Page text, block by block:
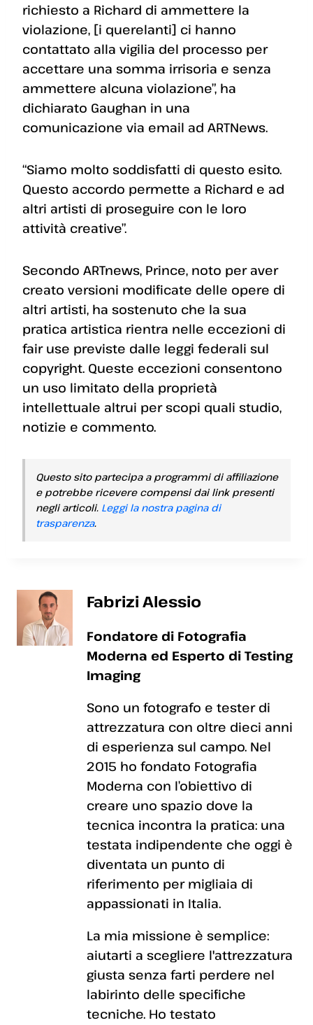
richiesto a Richard di ammettere la
violazione, [i querelanti] ci hanno
contattato alla vigilia del processo per
accettare una somma irrisoria e senza
ammettere alcuna violazione”, ha
dichiarato Gaughan in una
comunicazione via email ad ARTNews.
“Siamo molto soddisfatti di questo esito.
Questo accordo permette a Richard e ad
altri artisti di proseguire con le loro
attività creative”.
Secondo ARTnews, Prince, noto per aver
creato versioni modificate delle opere di
altri artisti, ha sostenuto che la sua
pratica artistica rientra nelle eccezioni di
fair use previste dalle leggi federali sul
copyright. Queste eccezioni consentono
un uso limitato della proprietà
intellettuale altrui per scopi quali studio,
notizie e commento.
Questo sito partecipa a programmi di affiliazione
e potrebbe ricevere compensi dai link presenti
negli articoli. Leggi la nostra pagina di
trasparenza.
Fabrizi Alessio
Fondatore di Fotografia
Moderna ed Esperto di Testing
Imaging
Sono un fotografo e tester di
attrezzatura con oltre dieci anni
di esperienza sul campo. Nel
2015 ho fondato Fotografia
Moderna con l’obiettivo di
creare uno spazio dove la
tecnica incontra la pratica: una
testata indipendente che oggi è
diventata un punto di
riferimento per migliaia di
appassionati in Italia.
La mia missione è semplice:
aiutarti a scegliere l'attrezzatura
giusta senza farti perdere nel
labirinto delle specifiche
tecniche. Ho testato